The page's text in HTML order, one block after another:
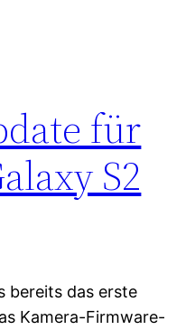
für
S2
bereits das erste
Kamera-Firmware-